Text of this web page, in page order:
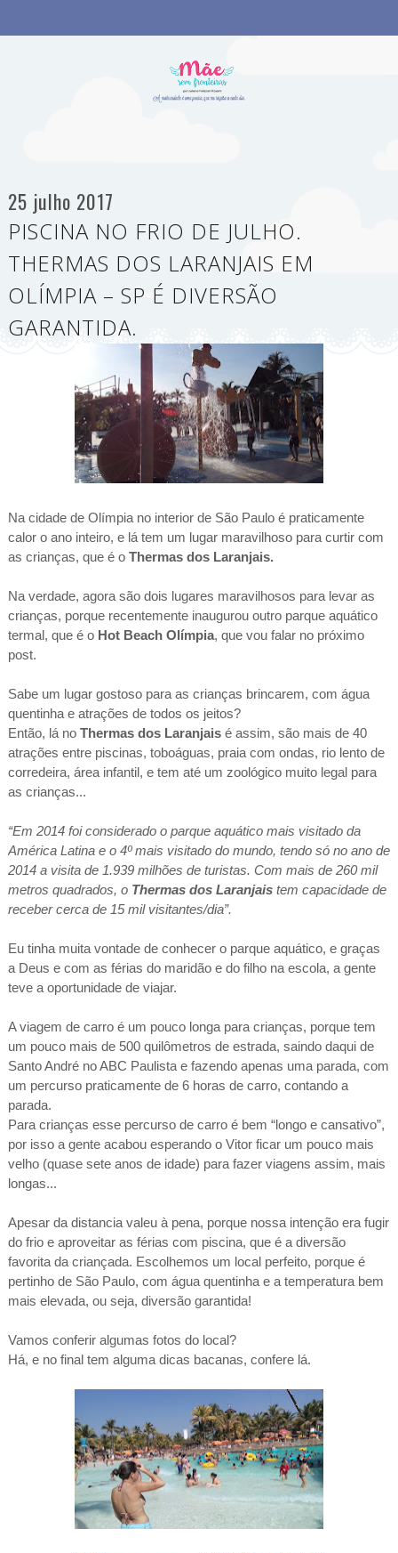
25 julho 2017
PISCINA NO FRIO DE JULHO.
THERMAS DOS LARANJAIS EM
OLÍMPIA – SP É DIVERSÃO
GARANTIDA.
Na cidade de Olímpia no interior de São Paulo é praticamente
calor o ano inteiro, e lá tem um lugar maravilhoso para curtir com
as crianças, que é o Thermas dos Laranjais.
Na verdade, agora são dois lugares maravilhosos para levar as
crianças, porque recentemente inaugurou outro parque aquático
termal, que é o Hot Beach Olímpia, que vou falar no próximo
post.
Sabe um lugar gostoso para as crianças brincarem, com água
quentinha e atrações de todos os jeitos?
Então, lá no Thermas dos Laranjaisé assim, são mais de 40
atrações entre piscinas, toboáguas, praia com ondas, rio lento de
corredeira, área infantil, e tem até um zoológico muito legal para
as crianças...
“Em 2014 foi considerado o parque aquático mais visitado da
América Latina e o 4º mais visitado do mundo, tendo só no ano de
2014 avisita de 1.939 milhões de turistas. Com mais de 260 mil
metros quadrados, o Thermas dos Laranjaistem capacidade de
receber cerca de 15 mil visitantes/dia”.
Eu tinha muita vontade de conhecer o parque aquático, e graças
a Deus e com as férias do maridão e do filho na escola, a gente
teve a oportunidade de viajar.
A viagem de carro é um pouco longa para crianças, porque tem
um pouco mais de 500 quilômetros de estrada, saindo daqui de
Santo André no ABC Paulista e fazendo apenas uma parada, com
um percurso praticamente de 6 horas de carro, contando a
parada.
Para crianças esse percurso de carro é bem “longo e cansativo”,
por isso a gente acabou esperando o Vitor ficar um pouco mais
velho (quase sete anos de idade) para fazer viagens assim, mais
longas...
Apesar da distancia valeu à pena, porque nossa intenção era fugir
do frio e aproveitar as férias com piscina, que é a diversão
favorita da criançada. Escolhemos um local perfeito, porque é
pertinho de São Paulo, com água quentinha e a temperatura bem
mais elevada, ou seja, diversão garantida!
Vamos conferir algumas fotos do local?
Há, e no final tem alguma dicas bacanas, confere lá.